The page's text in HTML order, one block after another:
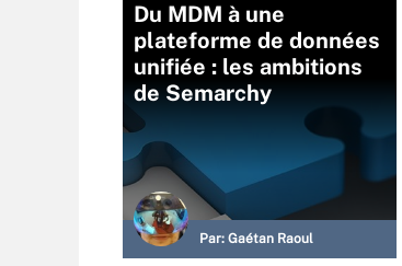
Du MDM à une
plateforme de données
unifiée : les ambitions
de Semarchy
Par: Gaétan Raoul